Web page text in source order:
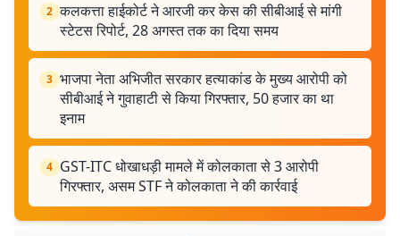
2 कलकत्ता हाईकोर्ट ने आरजी कर केस की सीबीआई से मांगी
स्टेटस रिपोर्ट, 28 अगस्त तक का दिया समय
3 भाजपा नेता अभिजीत सरकार हत्याकांड के मुख्य आरोपी को
सीबीआई ने गुवाहाटी से किया गिरफ्तार, 50 हजार का था
इनाम
4 GST-ITC धोखाधड़ी मामले में कोलकाता से 3 आरोपी
गिरफ्तार, असम STF ने कोलकाता ने की कार्रवाई